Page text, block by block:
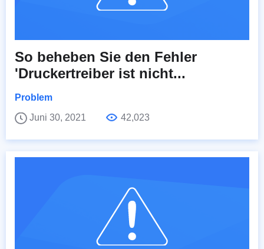
So beheben Sie den Fehler
'Druckertreiber ist nicht...
Problem
Juni 30, 2021
42,023